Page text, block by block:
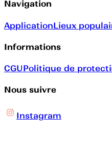
Navigation
ApplicationLieux
Informations
CGUPolitique de
Nous suivre
Instagram